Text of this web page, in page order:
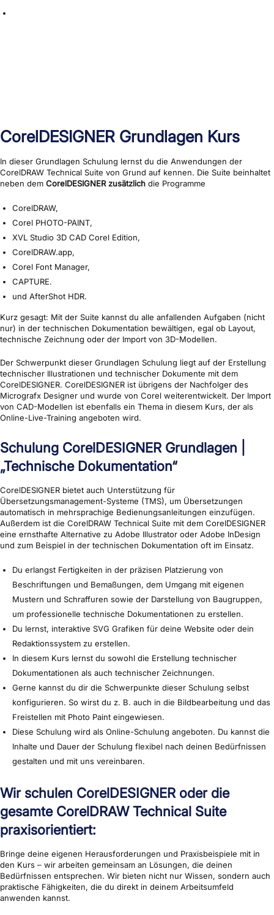
CorelDESIGNER Grundlagen Kurs
In dieser Grundlagen Schulung lernst du die Anwendungen der
CorelDRAW Technical Suite von Grund auf kennen. Die Suite beinhaltet
neben dem CorelDESIGNER zusätzlich die Programme
CorelDRAW,
Corel PHOTO-PAINT,
XVL Studio 3D CAD Corel Edition,
CorelDRAW.app,
Corel Font Manager,
CAPTURE.
und AfterShot HDR.
Kurz gesagt: Mit der Suite kannst du alle anfallenden Aufgaben (nicht
nur) in der technischen Dokumentation bewältigen, egal ob Layout,
technische Zeichnung oder der Import von 3D-Modellen.
Der Schwerpunkt dieser Grundlagen Schulung liegt auf der Erstellung
technischer Illustrationen und technischer Dokumente mit dem
CorelDESIGNER. CorelDESIGNER ist übrigens der Nachfolger des
Micrografx Designer und wurde von Corel weiterentwickelt. Der Import
von CAD-Modellen ist ebenfalls ein Thema in diesem Kurs, der als
Online-Live-Training angeboten wird.
Schulung CorelDESIGNER Grundlagen |
„Technische Dokumentation“
CorelDESIGNER bietet auch Unterstützung für
Übersetzungsmanagement-Systeme (TMS), um Übersetzungen
automatisch in mehrsprachige Bedienungsanleitungen einzufügen.
Außerdem ist die CorelDRAW Technical Suite mit dem CorelDESIGNER
eine ernsthafte Alternative zu Adobe Illustrator oder Adobe InDesign
und zum Beispiel in der technischen Dokumentation oft im Einsatz.
Du erlangst Fertigkeiten in der präzisen Platzierung von
Beschriftungen und Bemaßungen, dem Umgang mit eigenen
Mustern und Schraffuren sowie der Darstellung von Baugruppen,
um professionelle technische Dokumentationen zu erstellen.
Du lernst, interaktive SVG Grafiken für deine Website oder dein
Redaktionssystem zu erstellen.
In diesem Kurs lernst du sowohl die Erstellung technischer
Dokumentationen als auch technischer Zeichnungen.
Gerne kannst du dir die Schwerpunkte dieser Schulung selbst
konfigurieren. So wirst du z. B. auch in die Bildbearbeitung und das
Freistellen mit Photo Paint eingewiesen.
Diese Schulung wird als Online-Schulung angeboten. Du kannst die
Inhalte und Dauer der Schulung flexibel nach deinen Bedürfnissen
gestalten und mit uns vereinbaren.
Wir schulen CorelDESIGNER oder die
gesamte CorelDRAW Technical Suite
praxisorientiert:
Bringe deine eigenen Herausforderungen und Praxisbeispiele mit in
den Kurs – wir arbeiten gemeinsam an Lösungen, die deinen
Bedürfnissen entsprechen. Wir bieten nicht nur Wissen, sondern auch
praktische Fähigkeiten, die du direkt in deinem Arbeitsumfeld
anwenden kannst.